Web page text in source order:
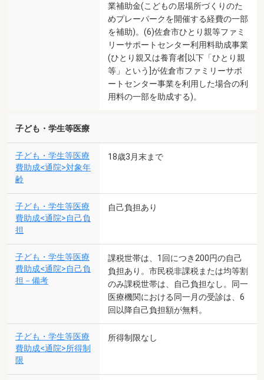
業補助金(こどもの居場所づくりのた
めプレーパークを開催する経費の一部
を補助)。(6)佐倉市ひとり親等ファミ
リーサポートセンター利用料助成事業
(ひとり親又は養育者[以下「ひとり親
等」という]が佐倉市ファミリーサポ
ートセンター事業を利用した場合の利
用料の一部を助成する)。
子ども・学生等医療
子ども・学生等医療
費助成<通院>対象年
齢
18歳3月末まで
子ども・学生等医療
費助成<通院>自己負
担
自己負担あり
子ども・学生等医療
費助成<通院>自己負
担－備考
課税世帯は、1回につき200円の自己
負担あり。市民税非課税または均等割
のみ課税世帯は、自己負担なし。同一
医療機関における同一月の受診は、6
回以降自己負担額が無料。
子ども・学生等医療
費助成<通院>所得制
限
所得制限なし